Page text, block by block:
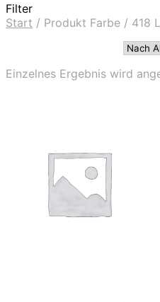
Filter
Start / Produkt Farbe / 418
Einzelnes Ergebnis wird